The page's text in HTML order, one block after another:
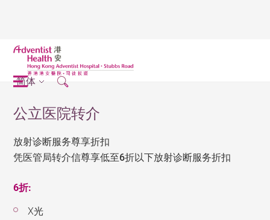
简体
公立医院转介
放射诊断服务尊享折扣
凭医管局转介信尊享低至6折以下放射诊断服务折扣
6折:
X光